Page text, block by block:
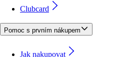
Clubcard
Pomoc s prvním nákupem
Jak nakupovat